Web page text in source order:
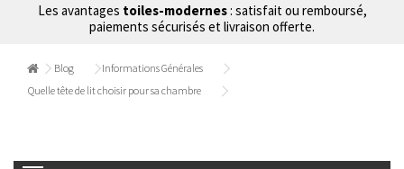
Les avantages toiles-modernes: satisfait ou remboursé,
paiements sécurisés et livraison offerte.
Blog
Informations Générales
Quelle tête de lit choisir pour sa chambre